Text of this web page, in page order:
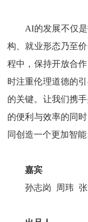
AI的发展不仅
构、就业形态乃至
程中，保持开放合
时注重伦理道德的
的关键。让我们携
的便利与效率的同
同创造一个更加智
嘉宾
孙志岗 周玮 张